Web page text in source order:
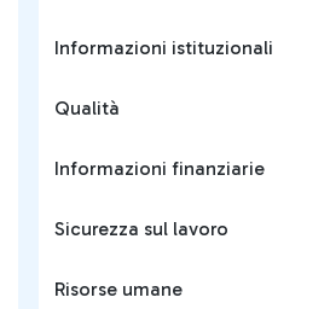
Informazioni istituzionali
Qualità
Informazioni finanziarie
Sicurezza sul lavoro
Risorse umane